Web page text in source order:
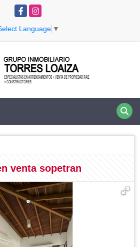
FacebookInstagram
Language ▼
venta sopetran